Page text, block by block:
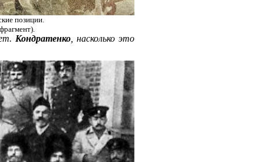
позиции.
Кондратенко, насколько это